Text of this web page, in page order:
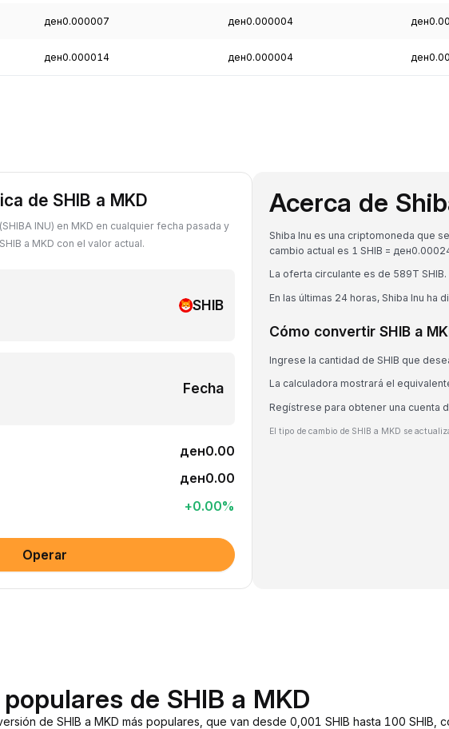
ден0.000007 ден0.000004
ден0.000014 ден0.000004
de SHIB a MKD
INU) en MKD en cualquier fecha pasada y
a MKD con el valor actual.
SHIB
Fecha
ден0.00
ден0.00
+0.00%
Operar
Acerca de
Shiba Inu es una criptomoneda que
cambio actual es 1 SHIB =
La oferta circulante es de 589T SHIB.
En las últimas 24 horas, Shiba Inu ha
Cómo convertir SHIB a
Ingrese la cantidad de SHIB que
La calculadora mostrará el
Regístrese para obtener una cuenta
El tipo de cambio de SHIB a MKD se
de SHIB a MKD
de SHIB a MKD más populares, que van desde 0,001 SHIB hasta 100